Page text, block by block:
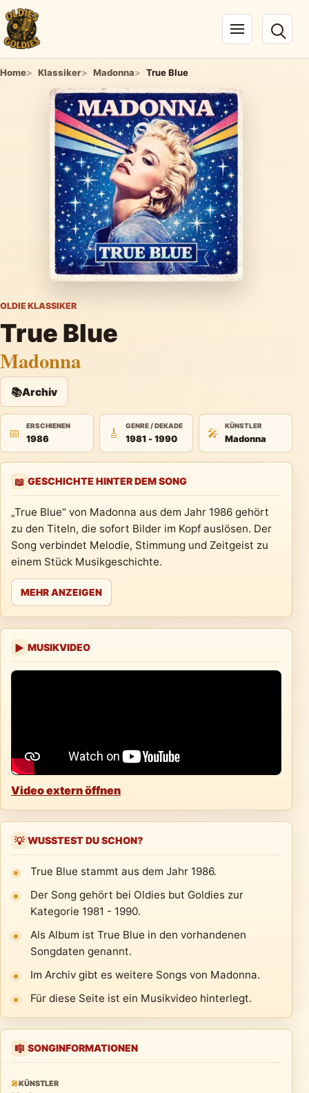
Navigation öffnen
Home Klassiker Madonna True Blue
OLDIE KLASSIKER
True Blue
Madonna
📚Archiv
📅
ERSCHIENEN
1986 🎸
GENRE / DEKADE
1981 - 1990 🎤
KÜNSTLER
Madonna
📖 GESCHICHTE HINTER DEM SONG
„True Blue“ von Madonna aus dem Jahr 1986 gehört
zu den Titeln, die sofort Bilder im Kopf auslösen. Der
Song verbindet Melodie, Stimmung und Zeitgeist zu
einem Stück Musikgeschichte.
MEHR ANZEIGEN
▶ MUSIKVIDEO
Video extern öffnen
💡 WUSSTEST DU SCHON?
True Blue stammt aus dem Jahr 1986.
Der Song gehört bei Oldies but Goldies zur
Kategorie 1981 - 1990.
Als Album ist True Blue in den vorhandenen
Songdaten genannt.
Im Archiv gibt es weitere Songs von Madonna.
Für diese Seite ist ein Musikvideo hinterlegt.
🎼 SONGINFORMATIONEN
🎤KÜNSTLER